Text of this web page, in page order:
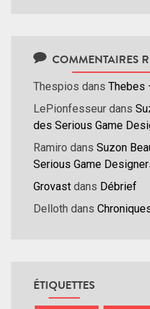
COMMENTAIRES
Thespios dans Thebes
LePionfesseur dans
des Serious Game
Ramiro dans Suzon
Serious Game
Grovast dans Débrief
Delloth dans
ÉTIQUETTES